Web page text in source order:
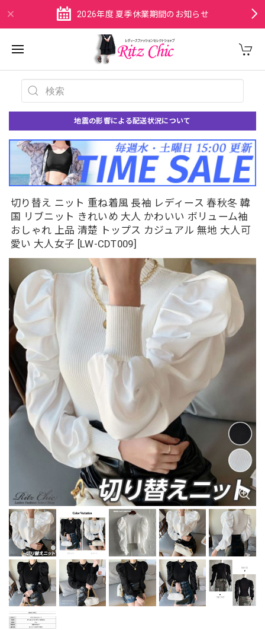
2026年度 夏季休業期間のお知らせ
地震の影響による配送状況について
切り替え ニット 重ね着風 長袖 レディース 春秋冬 韓
国 リブニット きれいめ 大人 かわいい ボリューム袖
おしゃれ 上品 清楚 トップス カジュアル 無地 大人可
愛い 大人女子 [LW-CDT009]